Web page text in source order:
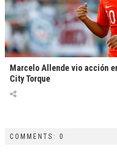
Marcelo Allende vio acción
City Torque
COMMENTS: 0